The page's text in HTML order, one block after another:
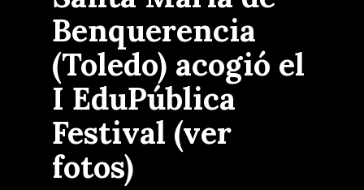
Benquerencia
(Toledo) acogió el
I EduPública
Festival (ver
fotos)